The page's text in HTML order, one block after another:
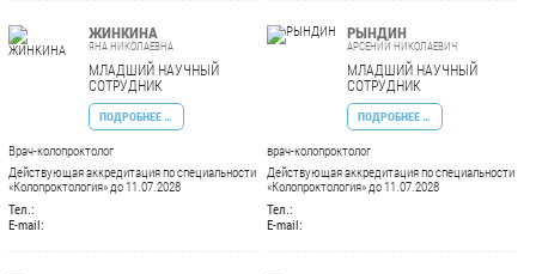
ЖИНКИНА
ЯНА НИКОЛАЕВНА
МЛАДШИЙ НАУЧНЫЙ
СОТРУДНИК
ПОДРОБНЕЕ …
Врач-колопроктолог
Действующая аккредитация по специальности
«Колопроктология» до 11.07.2028
Тел.:
E-mail:
РЫНДИН
АРСЕНИЙ НИКОЛАЕВИЧ
МЛАДШИЙ НАУЧНЫЙ
СОТРУДНИК
ПОДРОБНЕЕ …
врач-колопроктолог
Действующая аккредитация по специальности
«Колопроктология» до 11.07.2028
Тел.:
E-mail: